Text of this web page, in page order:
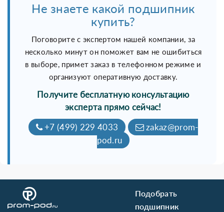
Не знаете какой подшипник
купить?
Поговорите с экспертом нашей компании, за
несколько минут он поможет вам не ошибиться
в выборе, примет заказ в телефонном режиме и
организуют оперативную доставку.
Получите бесплатную консультацию
эксперта прямо сейчас!
+7 (499) 229 4033
zakaz@prom-
pod.ru
Подобрать
подшипник